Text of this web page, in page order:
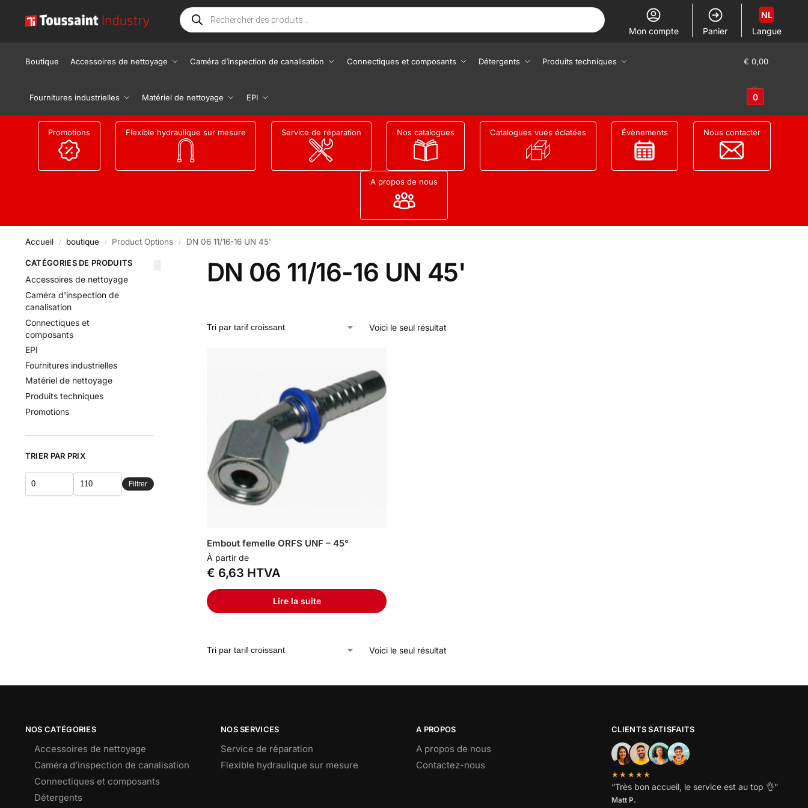
Mon compte Panier Langue
NL
Boutique Accessoires de nettoyage Caméra d’inspection de canalisation Connectiques et composants Détergents Produits techniques
Fournitures industrielles Matériel de nettoyage EPI
€ 0,00
0
Promotions Flexible hydraulique sur mesure Service de réparation Nos catalogues Catalogues vues éclatées Évènements Nous contacter
A propos de nous
Accueil / boutique / Product Options / DN 06 11/16-16 UN 45'
DN 06 11/16-16 UN 45'
Voici le seul résultat
Embout femelle ORFS UNF – 45°
À partir de
€ 6,63 HTVA
Lire la suite
Voici le seul résultat
CATÉGORIES DE PRODUITS
Accessoires de nettoyage
Caméra d'inspection de
canalisation
Connectiques et
composants
EPI
Fournitures industrielles
Matériel de nettoyage
Produits techniques
Promotions
TRIER PAR PRIX
Filtrer
NOS CATÉGORIES
Accessoires de nettoyage
Caméra d’inspection de canalisation
Connectiques et composants
Détergents
NOS SERVICES
Service de réparation
Flexible hydraulique sur mesure
A PROPOS
A propos de nous
Contactez-nous
CLIENTS SATISFAITS
★★★★★
“Très bon accueil, le service est au top 👌”
Matt P.